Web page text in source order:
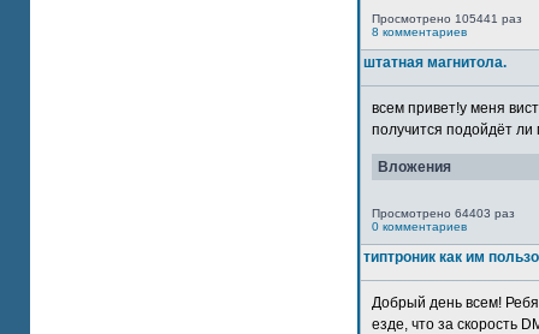
Просмотрено 105441 раз
8 комментариев
штатная магнитола.
всем привет!у меня
получится подойдёт ли
Вложения
Просмотрено 64403 раз
0 комментариев
типтроник как им
Добрый день всем!
езде, что за скорость